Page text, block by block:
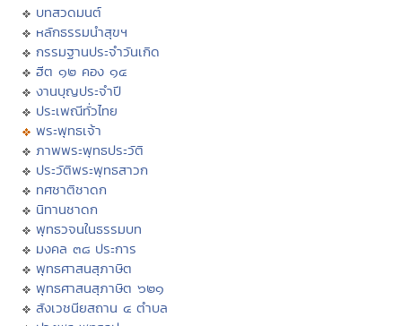
บทสวดมนต์
หลักธรรมนำสุขฯ
กรรมฐานประจำวันเกิด
ฮีต ๑๒ คอง ๑๔
งานบุญประจำปี
ประเพณีทั่วไทย
พระพุทธเจ้า
ภาพพระพุทธประวัติ
ประวัติพระพุทธสาวก
ทศชาติชาดก
นิทานชาดก
พุทธวจนในธรรมบท
มงคล ๓๘ ประการ
พุทธศาสนสุภาษิต
พุทธศาสนสุภาษิต ๖๒๑
สังเวชนียสถาน ๔ ตำบล